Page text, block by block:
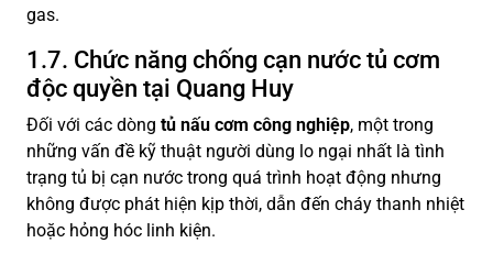
gas.
1.7. Chức năng chống cạn nước tủ cơm
độc quyền tại Quang Huy
Đối với các dòng tủ nấu cơm công nghiệp, một trong
những vấn đề kỹ thuật người dùng lo ngại nhất là tình
trạng tủ bị cạn nước trong quá trình hoạt động nhưng
không được phát hiện kịp thời, dẫn đến cháy thanh nhiệt
hoặc hỏng hóc linh kiện.